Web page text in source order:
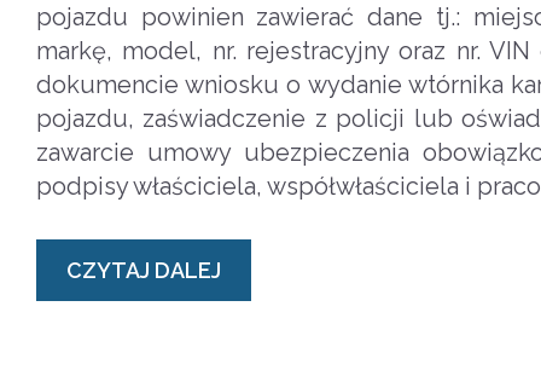
pojazdu powinien zawierać dane tj.:
markę, model, nr. rejestracyjny oraz nr.
dokumencie wniosku o wydanie wtórnika
pojazdu, zaświadczenie z policji lub
zawarcie umowy ubezpieczenia
podpisy właściciela, współwłaściciela i
CZYTAJ DALEJ